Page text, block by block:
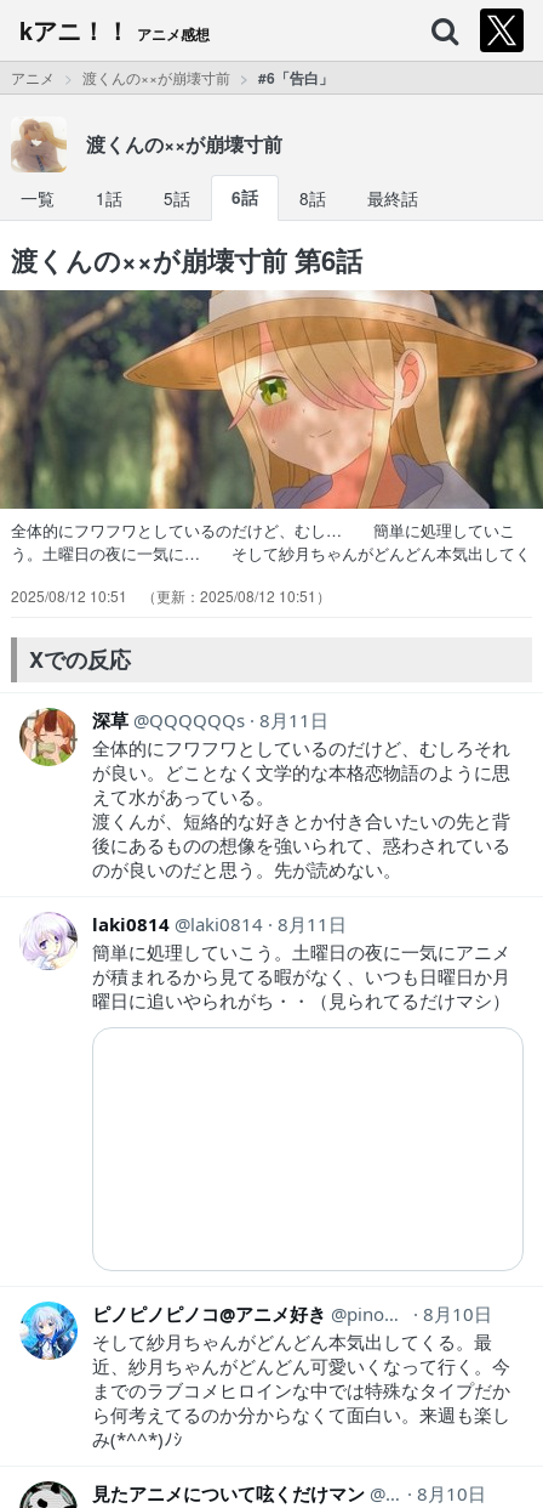
kアニ！！ アニメ感想
アニメ 渡くんの××が崩壊寸前 #6「告白」
渡くんの××が崩壊寸前
一覧 1話 5話 6話 8話 最終話
渡くんの××が崩壊寸前 第6話
全体的にフワフワとしているのだけど、むし… 簡単に処理していこ
う。土曜日の夜に一気に… そして紗月ちゃんがどんどん本気出してく
が動揺を乗り越えて告白を遂げ… 告白の練習までする石原さんの乙女
の逃避行ごっこ。可愛い大冒険だった… 告白の練習をするくらい乙女
心を出してたの… 今回はラブコメ要素多め、ラッキースケベ連…
2025/08/12 10:51 2025/08/12 10:51
Xでの反応
深草 QQQQQQs 8月11日
全体的にフワフワとしているのだけど、むしろそれ
が良い。どことなく文学的な本格恋物語のように思
えて水があっている。
渡くんが、短絡的な好きとか付き合いたいの先と背
後にあるものの想像を強いられて、惑わされている
のが良いのだと思う。先が読めない。
laki0814 laki0814 8月11日
簡単に処理していこう。土曜日の夜に一気にアニメ
が積まれるから見てる暇がなく、いつも日曜日か月
曜日に追いやられがち・・（見られてるだけマシ）
ピノピノピノコ@アニメ好き pinopinopino369
8月10日
そして紗月ちゃんがどんどん本気出してくる。最
近、紗月ちゃんがどんどん可愛いくなって行く。今
までのラブコメヒロインな中では特殊なタイプだか
ら何考えてるのか分からなくて面白い。来週も楽し
み(*^^*)ﾉｼ
見たアニメについて呟くだけマン animeozy
8月10日